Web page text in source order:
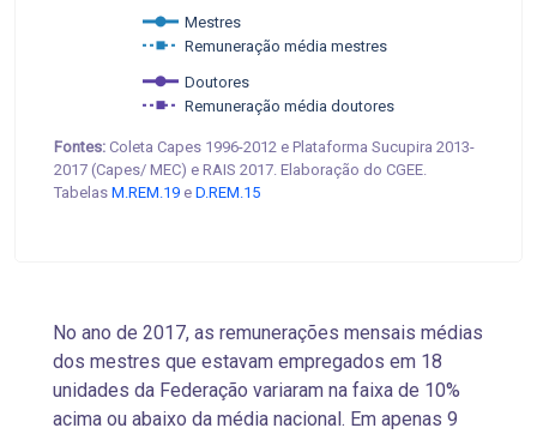
Mestres
Remuneração média mestres
Doutores
Remuneração média doutores
Fontes: Coleta Capes 1996-2012 e Plataforma Sucupira 2013-
2017 (Capes/ MEC) e RAIS 2017. Elaboração do CGEE.
Tabelas M.REM.19 e D.REM.15
No ano de 2017, as remunerações mensais médias
dos mestres que estavam empregados em 18
unidades da Federação variaram na faixa de 10%
acima ou abaixo da média nacional. Em apenas 9